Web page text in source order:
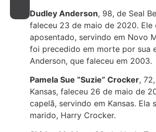
Dudley Anderson, 98, de Seal
faleceu 23 de maio de 2020. Ele
aposentado, servindo em Novo
foi precedido em morte por sua
Anderson, que faleceu em 2003.
Pamela Sue “Suzie” Crocker,
Kansas, faleceu 26 de maio de
capelã, servindo em Kansas. Ela
marido, Harry Crocker.